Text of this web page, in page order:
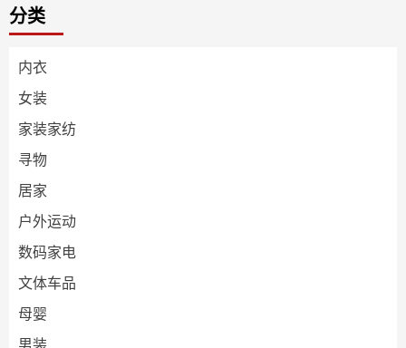
分类
内衣
女装
家装家纺
寻物
居家
户外运动
数码家电
文体车品
母婴
男装